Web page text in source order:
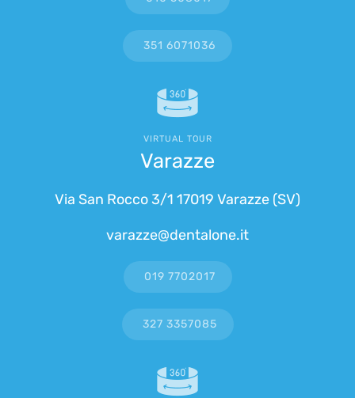
351 6071036
VIRTUAL TOUR
Varazze
Via San Rocco 3/1 17019 Varazze (SV)
varazze@dentalone.it
019 7702017
327 3357085